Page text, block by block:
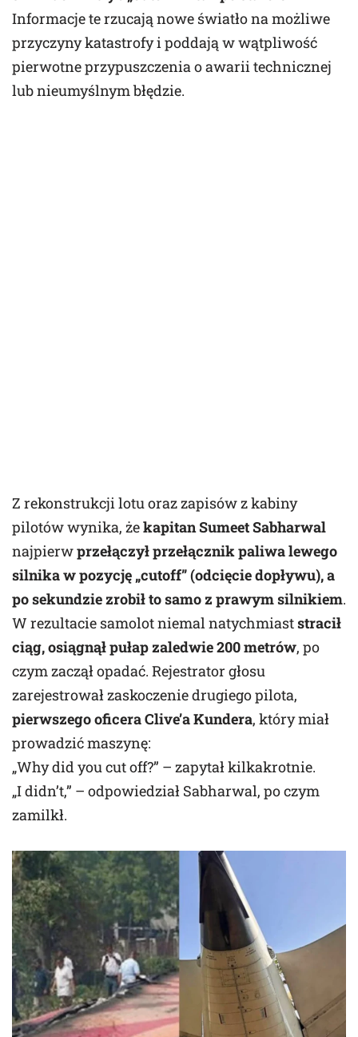
Informacje te rzucają nowe światło na możliwe
przyczyny katastrofy i poddają w wątpliwość
pierwotne przypuszczenia o awarii technicznej
lub nieumyślnym błędzie.
Z rekonstrukcji lotu oraz zapisów z kabiny
pilotów wynika, żekapitan Sumeet Sabharwal
najpierwprzełączył przełącznik paliwa lewego
silnika w pozycję „cutoff” (odcięcie dopływu), a
po sekundzie zrobił to samo z prawym silnikiem.
W rezultacie samolot niemal natychmiaststracił
ciąg, osiągnął pułap zaledwie 200 metrów, po
czym zaczął opadać. Rejestrator głosu
zarejestrował zaskoczenie drugiego pilota,
pierwszego oficera Clive’a Kundera, który miał
prowadzić maszynę:
„Why did you cut off?” – zapytał kilkakrotnie.
„I didn’t,” – odpowiedział Sabharwal, po czym
zamilkł.